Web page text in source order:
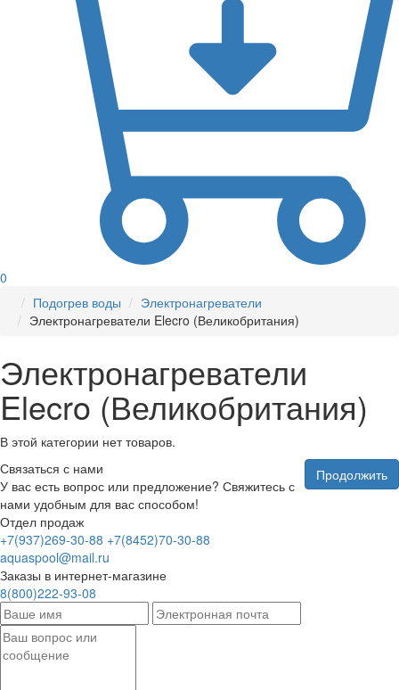
0
Подогрев воды
Электронагреватели
Электронагреватели Elecro (Великобритания)
Электронагреватели
Elecro (Великобритания)
В этой категории нет товаров.
Продолжить
Связаться с нами
У вас есть вопрос или предложение? Свяжитесь с
нами удобным для вас способом!
Отдел продаж
+7(937)269-30-88 +7(8452)70-30-88
aquaspool@mail.ru
Заказы в интернет-магазине
8(800)222-93-08